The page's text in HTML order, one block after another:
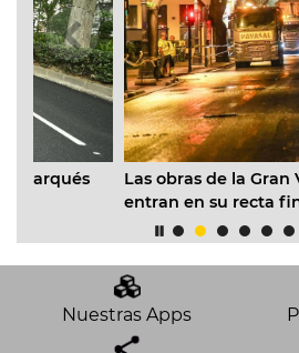
Las obras de la Gran Vía del
entran en su recta final con la
22.000 m2 de asfalto
Nuestras Apps